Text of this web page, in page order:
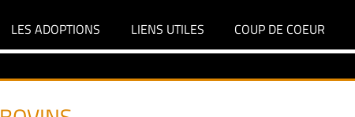
LES ADOPTIONS LIENS UTILES COUP DE COEUR